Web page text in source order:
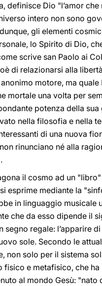
definisce Dio "l’amor
intero non sono
gli elementi
lo Spirito di Dio,
scrive san Paolo ai
di relazionarsi alla
motore, ma
mortale una volta per
potenza della
nella filosofia e nella
di una nuova
rinunciano né alla
il cosmo ad un
esprime mediante la
in linguaggio musicale
che da esso dipende il
segno regale: l’apparire
sole. Secondo le
non solo per il sistema
fisico e metafisico, che
al mondo Gesù: "nato